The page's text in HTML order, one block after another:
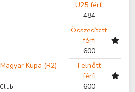
U25 férfi
484
Kupa (R2)
Összesített
férfi
600
Felnőtt
férfi
600